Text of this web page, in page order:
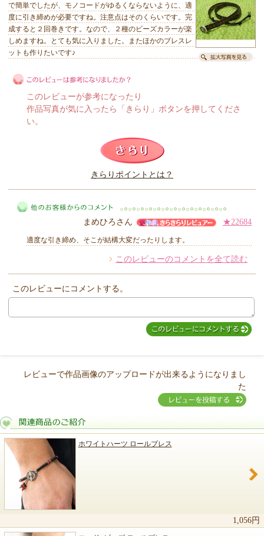
で簡単でしたが、モノコードがゆるくならないように、適
度に引き締めが必要ですね。注意点はそのくらいです。完
成すると２回巻きです。なので、２種のビーズカラーが楽
しめますね。とても気に入りました。またほかのブレスレ
ットも作りたいです♪
このレビューは参考になりましたか？
このレビューが参考になったり
作品写真が気に入ったら「きらり」ボタンを押してくださ
い。
きらりポイントとは？
他のお客様からのコメント
まめひろさん ★22684
適度な引き締め、そこが結構大変だったりします。
このレビューのコメントを全て読む
このレビューにコメントする。
レビューで作品画像のアップロードが出来るようになりまし
た
ホワイトハーツ ロールブレス
1,056円